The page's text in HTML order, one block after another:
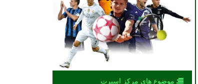
موضوع های مركز اسپرت